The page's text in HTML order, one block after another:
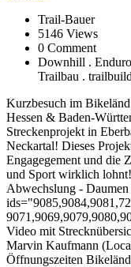
Trail-Bauer
5146 Views
0 Comment
Downhill .
Trailbau .
Kurzbesuch im
Hessen & Baden-
Streckenprojekt in
Neckartal! Dieses
Engagegement und die
und Sport wirklich
Abwechslung -
Video mit
Marvin Kaufmann
Öffnungszeiten